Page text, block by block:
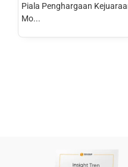
Piala Penghargaan
Mo...